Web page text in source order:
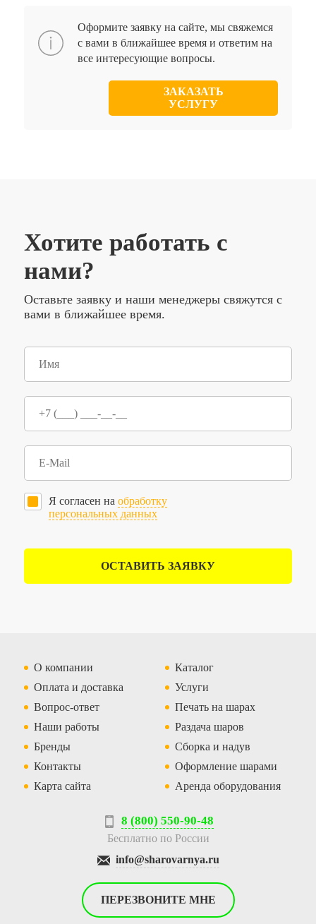
Оформите заявку на сайте, мы свяжемся
с вами в ближайшее время и ответим на
все интересующие вопросы.
ЗАКАЗАТЬ
УСЛУГУ
Хотите работать с
нами?
Оставьте заявку и наши менеджеры свяжутся с
вами в ближайшее время.
Я согласен на обработку
персональных данных
ОСТАВИТЬ ЗАЯВКУ
О компании
Оплата и доставка
Вопрос-ответ
Наши работы
Бренды
Контакты
Карта сайта
Каталог
Услуги
Печать на шарах
Раздача шаров
Сборка и надув
Оформление шарами
Аренда оборудования
8 (800) 550-90-48
Бесплатно по России
info@sharovarnya.ru
ПЕРЕЗВОНИТЕ МНЕ